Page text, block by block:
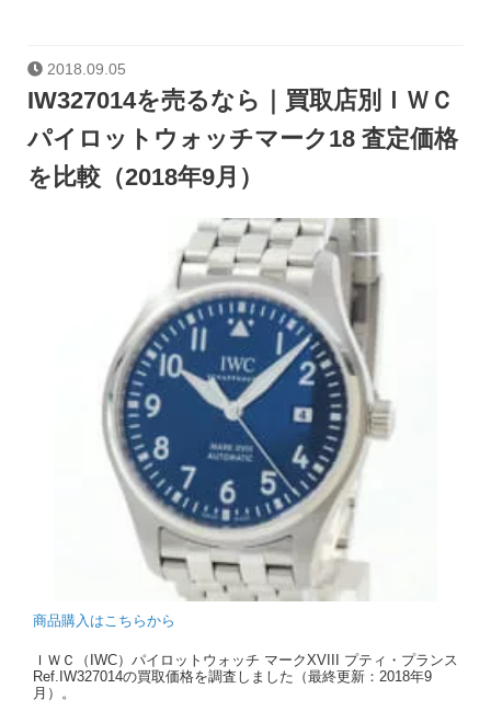
2018.09.05
IW327014を売るなら｜買取店別ＩＷＣ
パイロットウォッチマーク18 査定価格
を比較（2018年9月）
商品購入はこちらから
ＩＷＣ（IWC）パイロットウォッチ マークXVIII プティ・プランス
Ref.IW327014の買取価格を調査しました（最終更新：2018年9
月）。